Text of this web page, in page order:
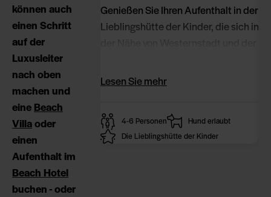
können auch
einen Schritt
auf der
Luxusleiter
nach oben
machen und
eine Beach
Villaoder
einen
Aufenthalt im
Beach Hotel
buchen - oder
Genießen Sie Ihren Aufenthalt in der
Lieblingshütte der Kinder, die sich in
Trampolincenter befindet und mit
Lesen Sie mehr
4-6 Personen
Hund erlaubt
Die Lieblingshütte der Kinder